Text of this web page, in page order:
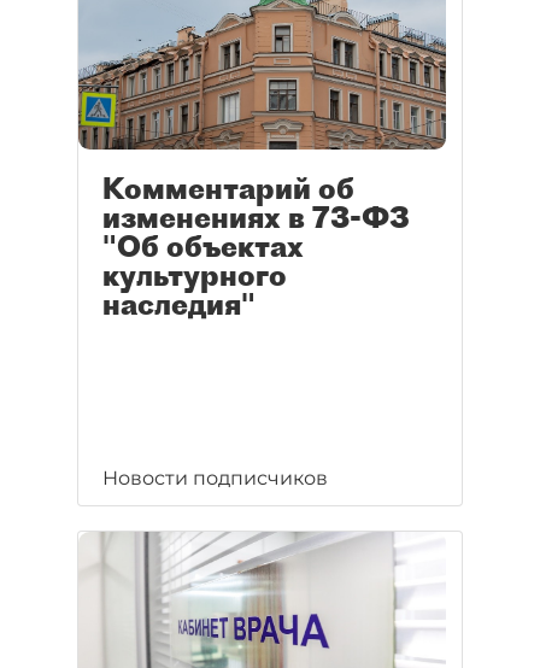
Комментарий об
изменениях в 73-ФЗ
"Об объектах
культурного
наследия"
Новости подписчиков